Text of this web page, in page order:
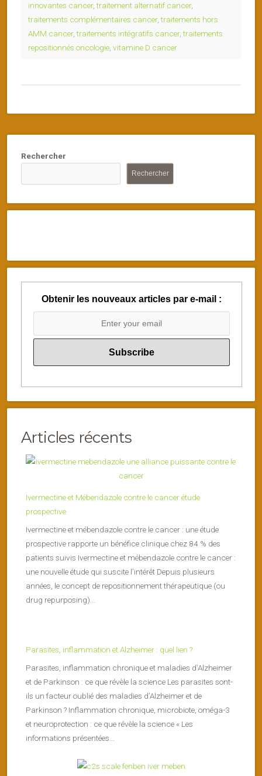
innovantes cancer,traitement alternatif cancer,
traitements complémentaires cancer,traitements hors
AMM cancer,traitements intégratifs cancer,traitements
repositionnés oncologie vitamine D cancer
Rechercher
Rechercher
Obtenir les nouveaux articles par e-mail :
Articles récents
Ivermectine et Mébendazole contre le cancer étude
prospective
Ivermectine et mébendazole contre le cancer : une étude
prospective rapporte un bénéfice clinique chez 84 % des
patients suivis Ivermectine et mébendazole contre le cancer :
une nouvelle étude qui suscite l’intérêt Depuis plusieurs
années, le concept de repositionnement thérapeutique (ou
drug repurposing)...
Parasites, inflammation et Alzheimer : quel lien ?
Parasites, inflammation chronique et maladies d’Alzheimer
et de Parkinson : ce que révèle la science Les parasites sont-
ils un facteur oublié des maladies d’Alzheimer et de
Parkinson ? Inflammation chronique, microbiote, oméga-3
et neuroprotection : ce que révèle la science « Les
informations présentées...